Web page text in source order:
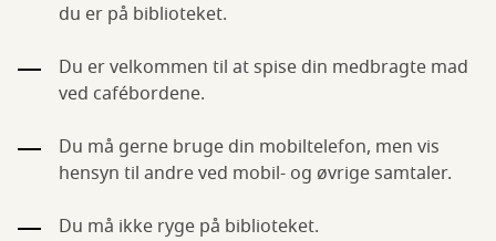
du er på biblioteket.
Du er velkommen til at spise din medbragte mad
ved cafébordene.
Du må gerne bruge din mobiltelefon, men vis
hensyn til andre ved mobil- og øvrige samtaler.
Du må ikke ryge på biblioteket.